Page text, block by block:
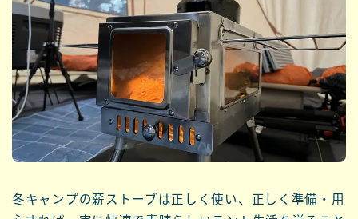
冬キャンプの薪ストーブは正しく使い、正しく準備・用